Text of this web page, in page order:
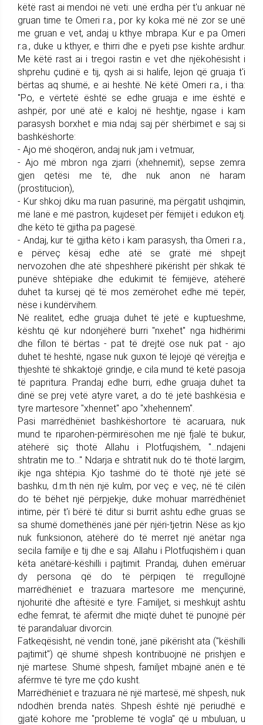
këtë rast ai mendoi në veti: unë erdha për t'u ankuar në
gruan time te Omeri r.a., por ky koka më në zor se unë
me gruan e vet, andaj u kthye mbrapa. Kur e pa Omeri
r.a., duke u kthyer, e thirri dhe e pyeti pse kishte ardhur.
Me këtë rast ai i tregoi rastin e vet dhe njëkohësisht i
shprehu çudinë e tij, qysh ai si halife, lejon që gruaja t'i
bërtas aq shumë, e ai heshtë. Në këtë Omeri r.a., i tha:
"Po, e vërtetë është se edhe gruaja e ime është e
ashpër, por unë atë e kaloj në heshtje, ngase i kam
parasysh borxhet e mia ndaj saj për shërbimet e saj si
bashkëshorte:
- Ajo më shoqëron, andaj nuk jam i vetmuar,
- Ajo më mbron nga zjarri (xhehnemit), sepse zemra
gjen qetësi me të, dhe nuk anon në haram
(prostitucion),
- Kur shkoj diku ma ruan pasurinë, ma përgatit ushqimin,
më lanë e më pastron, kujdeset për fëmijët i edukon etj.
dhe këto të gjitha pa pagesë.
- Andaj, kur të gjitha këto i kam parasysh, tha Omeri r.a.,
e përveç kësaj edhe atë se gratë më shpejt
nervozohen dhe atë shpeshherë pikërisht për shkak të
punëve shtëpiake dhe edukimit të fëmijëve, atëherë
duhet ta kursej që të mos zemërohet edhe më tepër,
nëse i kundërvihem.
Në realitet, edhe gruaja duhet të jetë e kuptueshme,
kështu që kur ndonjëherë burri "nxehet" nga hidhërimi
dhe fillon të bërtas - pat të drejtë ose nuk pat - ajo
duhet të heshtë, ngase nuk guxon të lejojë që vërejtja e
thjeshtë të shkaktojë grindje, e cila mund të ketë pasoja
të papritura. Prandaj edhe burri, edhe gruaja duhet ta
dinë se prej vetë atyre varet, a do të jetë bashkësia e
tyre martesore "xhennet" apo ''xhehennem".
Pasi marrëdhëniet bashkëshortore të acaruara, nuk
mund te riparohen-përmirësohen me një fjalë të bukur,
atëherë siç thotë Allahu i Plotfuqishëm, "...ndajeni
shtratin me to..." Ndarja e shtratit nuk do të thotë largim,
ikje nga shtëpia. Kjo tashmë do të thotë një jetë së
bashku, d.m.th nën një kulm, por veç e veç, në të cilën
do të bëhet një përpjekje, duke mohuar marrëdhëniet
intime, për t'i bërë të ditur si burrit ashtu edhe gruas se
sa shumë domethënës janë për njëri-tjetrin. Nëse as kjo
nuk funksionon, atëherë do të merret një anëtar nga
secila familje e tij dhe e saj. Allahu i Plotfuqishëm i quan
këta anëtarë-këshilli i pajtimit. Prandaj, duhen emëruar
dy persona që do të përpiqen të rregullojnë
marrëdhëniet e trazuara martesore me mençurinë,
njohuritë dhe aftësitë e tyre. Familjet, si meshkujt ashtu
edhe femrat, të afërmit dhe miqtë duhet të punojnë për
të parandaluar divorcin.
Fatkeqësisht, në vendin tonë, janë pikërisht ata ("këshilli
pajtimit") që shumë shpesh kontribuojnë në prishjen e
një martese. Shumë shpesh, familjet mbajnë anën e të
afërmve të tyre me çdo kusht.
Marrëdhëniet e trazuara në një martesë, më shpesh, nuk
ndodhën brenda natës. Shpesh është një periudhë e
gjatë kohore me "probleme të vogla" që u mbuluan, u